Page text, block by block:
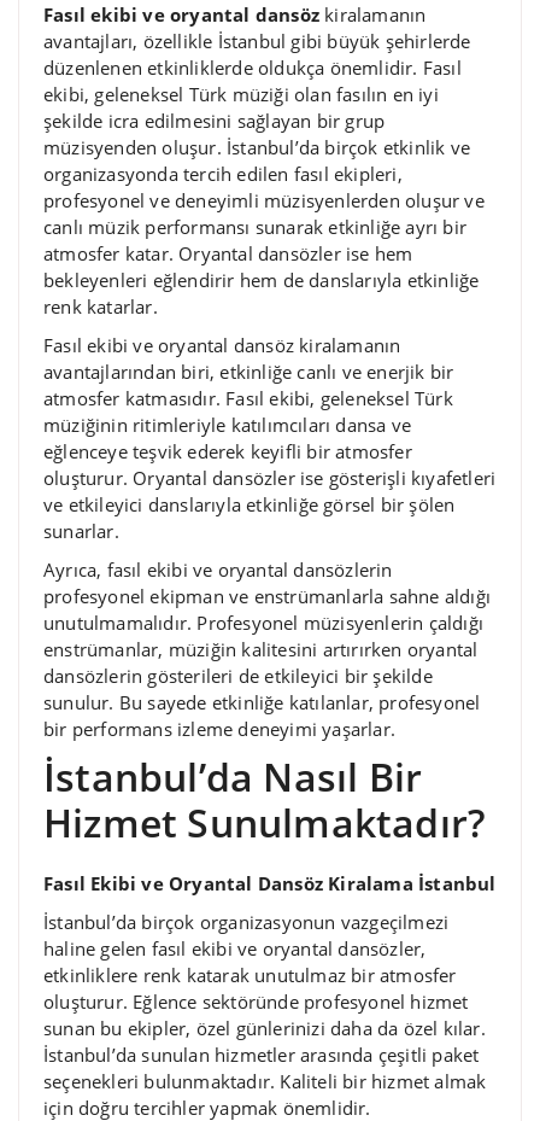
Fasıl ekibi ve oryantal dansöz kiralamanın
avantajları, özellikle İstanbul gibi büyük şehirlerde
düzenlenen etkinliklerde oldukça önemlidir. Fasıl
ekibi, geleneksel Türk müziği olan fasılın en iyi
şekilde icra edilmesini sağlayan bir grup
müzisyenden oluşur. İstanbul’da birçok etkinlik ve
organizasyonda tercih edilen fasıl ekipleri,
profesyonel ve deneyimli müzisyenlerden oluşur ve
canlı müzik performansı sunarak etkinliğe ayrı bir
atmosfer katar. Oryantal dansözler ise hem
bekleyenleri eğlendirir hem de danslarıyla etkinliğe
renk katarlar.
Fasıl ekibi ve oryantal dansöz kiralamanın
avantajlarından biri, etkinliğe canlı ve enerjik bir
atmosfer katmasıdır. Fasıl ekibi, geleneksel Türk
müziğinin ritimleriyle katılımcıları dansa ve
eğlenceye teşvik ederek keyifli bir atmosfer
oluşturur. Oryantal dansözler ise gösterişli kıyafetleri
ve etkileyici danslarıyla etkinliğe görsel bir şölen
sunarlar.
Ayrıca, fasıl ekibi ve oryantal dansözlerin
profesyonel ekipman ve enstrümanlarla sahne aldığı
unutulmamalıdır. Profesyonel müzisyenlerin çaldığı
enstrümanlar, müziğin kalitesini artırırken oryantal
dansözlerin gösterileri de etkileyici bir şekilde
sunulur. Bu sayede etkinliğe katılanlar, profesyonel
bir performans izleme deneyimi yaşarlar.
İstanbul’da Nasıl Bir
Hizmet Sunulmaktadır?
Fasıl Ekibi ve Oryantal Dansöz Kiralama İstanbul
İstanbul’da birçok organizasyonun vazgeçilmezi
haline gelen fasıl ekibi ve oryantal dansözler,
etkinliklere renk katarak unutulmaz bir atmosfer
oluşturur. Eğlence sektöründe profesyonel hizmet
sunan bu ekipler, özel günlerinizi daha da özel kılar.
İstanbul’da sunulan hizmetler arasında çeşitli paket
seçenekleri bulunmaktadır. Kaliteli bir hizmet almak
için doğru tercihler yapmak önemlidir.